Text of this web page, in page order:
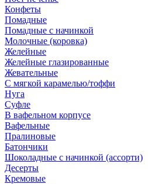
Конфеты
Помадные
Помадные с начинкой
Молочные (коровка)
Желейные
Желейные глазированные
Жевательные
С мягкой карамелью/тоффи
Нуга
Суфле
В вафельном корпусе
Вафельные
Пралиновые
Батончики
Шоколадные с начинкой (ассорти)
Десерты
Кремовые